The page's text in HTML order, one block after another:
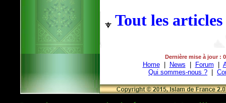
Tout les articles
Dernière mise à jour :
Home| News Forum
Qui sommes-nous ?